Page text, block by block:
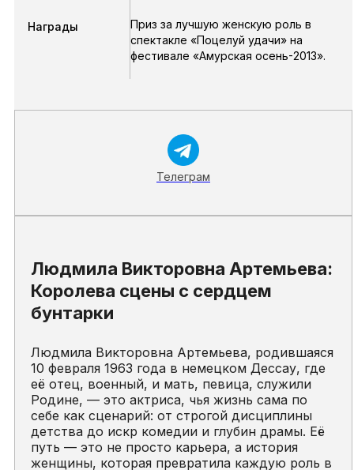
Награды
Приз за лучшую женскую роль в
спектакле «Поцелуй удачи» на
фестивале «Амурская осень-2013».
Телеграм
Людмила Викторовна Артемьева:
Королева сцены с сердцем
бунтарки
Людмила Викторовна Артемьева, родившаяся
10 февраля 1963 года в немецком Дессау, где
её отец, военный, и мать, певица, служили
Родине, — это актриса, чья жизнь сама по
себе как сценарий: от строгой дисциплины
детства до искр комедии и глубин драмы. Её
путь — это не просто карьера, а история
женщины, которая превратила каждую роль в